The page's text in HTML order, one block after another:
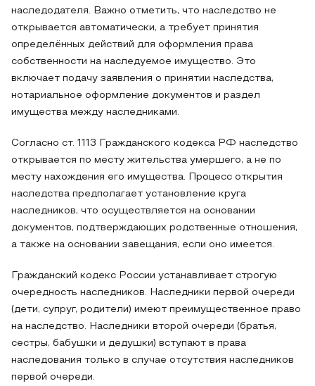
наследодателя. Важно отметить, что наследство не
открывается автоматически, а требует принятия
определённых действий для оформления права
собственности на наследуемое имущество. Это
включает подачу заявления о принятии наследства,
нотариальное оформление документов и раздел
имущества между наследниками.
Согласно ст. 1113 Гражданского кодекса РФ наследство
открывается по месту жительства умершего, а не по
месту нахождения его имущества. Процесс открытия
наследства предполагает установление круга
наследников, что осуществляется на основании
документов, подтверждающих родственные отношения,
а также на основании завещания, если оно имеется.
Гражданский кодекс России устанавливает строгую
очередность наследников. Наследники первой очереди
(дети, супруг, родители) имеют преимущественное право
на наследство. Наследники второй очереди (братья,
сестры, бабушки и дедушки) вступают в права
наследования только в случае отсутствия наследников
первой очереди.